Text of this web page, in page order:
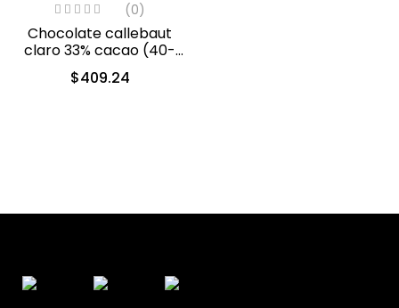
(0)
Chocolate callebaut
claro 33% cacao (40-
$409.24